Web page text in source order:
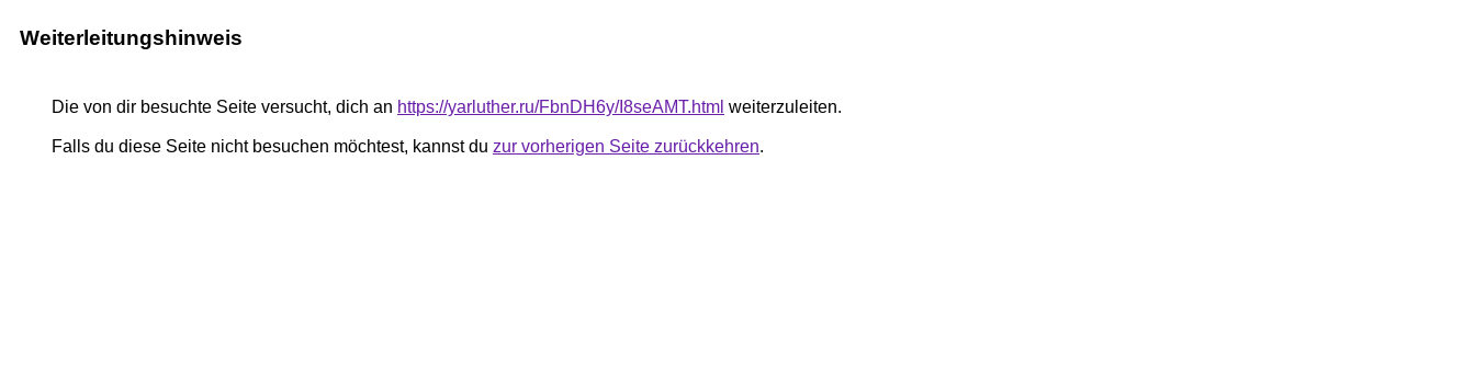
Weiterleitungshinweis
Die von dir besuchte Seite versucht, dich an https://yarluther.ru/FbnDH6y/I8seAMT.html weiterzuleiten.
Falls du diese Seite nicht besuchen möchtest, kannst du zur vorherigen Seite zurückkehren.